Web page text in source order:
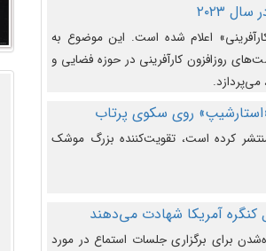
۲۰۲۳
فضا در سال ۲۰۲۳ «فضا و کارآفرینی» اعلام شده است. این موضوع به
روزافزون کارآفرینی در حوزه فضایی و
می‌پردازد.
روی سکوی پرتاب
کرده است، تقویت‌کننده بزرگ موشک
کنگره آمریکا شهادت می‌دهند
برای برگزاری جلسات استماع در مورد